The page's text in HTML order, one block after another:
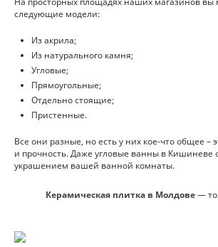
следующие модели:
Из акрила;
Из натурального камня;
Угловые;
Прямоугольные;
Отдельно стоящие;
Пристенные.
Все они разные, но есть у них кое-что общее –
и прочность. Даже угловые ванны в Кишиневе
украшением вашей ванной комнаты.
Керамическая плитка в Молдове—